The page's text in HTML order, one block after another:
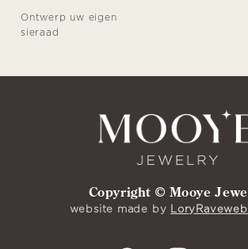
Ontwerp uw eigen
sieraad
Copyright © Mooye
website made by